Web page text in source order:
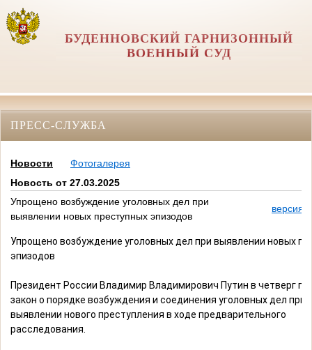
БУДЕННОВСКИЙ ГАРНИЗОННЫЙ
ВОЕННЫЙ СУД
ПРЕСС-СЛУЖБА
Новости
Фотогалерея
Новость от 27.03.2025
Упрощено возбуждение уголовных дел при
выявлении новых преступных эпизодов
версия
Упрощено возбуждение уголовных дел при выявлении новых
эпизодов
Президент России Владимир Владимирович Путин в четверг
закон о порядке возбуждения и соединения уголовных дел при
выявлении нового преступления в ходе предварительного
расследования.